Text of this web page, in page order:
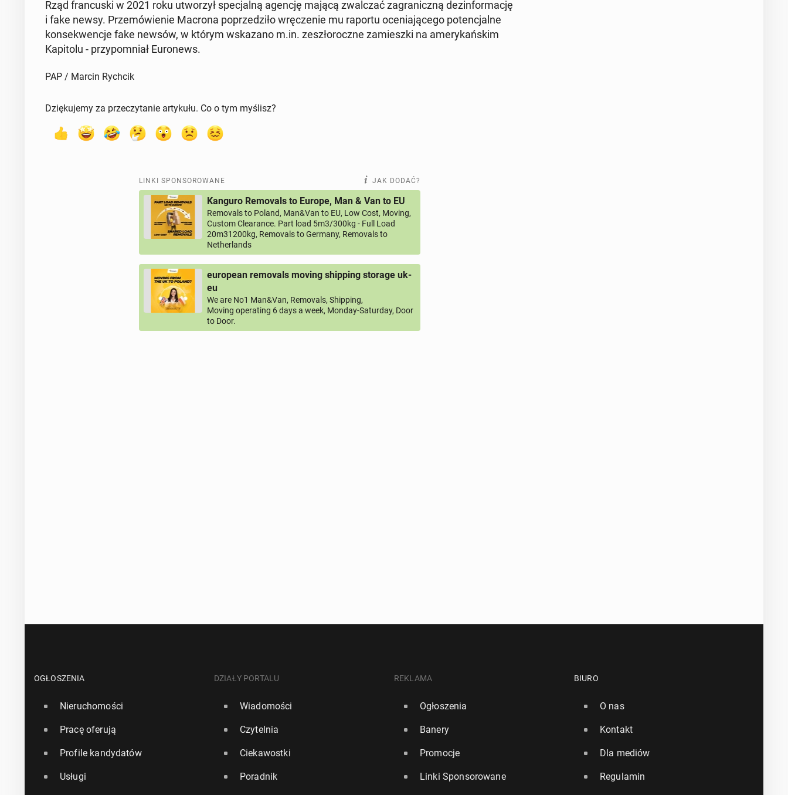
Rząd fran­cu­ski w 2021 roku utwo­rzył spe­cjal­ną agencję mającą zwal­czać za­gra­nicz­ną dez­in­for­ma­cję
i fake newsy. Prze­mó­wie­nie Macrona po­prze­dzi­ło wrę­cze­nie mu raportu oce­nia­ją­ce­go po­ten­cjal­ne
kon­se­kwen­cje fake newsów, w którym wska­za­no m.in. ze­szło­rocz­ne za­miesz­ki na ame­ry­kań­skim
Ka­pi­to­lu - przy­po­mniał Eu­ro­news.
PAP / Marcin Rychcik
Dziękujemy za przeczytanie artykułu. Co o tym myślisz?
LINKI SPONSOROWANE JAK DODAĆ?
Kanguro Removals to Europe, Man & Van to EU
Removals to Poland, Man&Van to EU, Low Cost, Moving,
Custom Clearance. Part load 5m3/300kg - Full Load
20m31200kg, Removals to Germany, Removals to
Netherlands
european removals moving shipping storage uk-
eu
We are No1 Man&Van, Removals, Shipping,
Moving operating 6 days a week, Monday-Saturday, Door
to Door.
OGŁOSZENIA
Nieruchomości
Pracę oferują
Profile kandydatów
Usługi
DZIAŁY PORTALU
Wiadomości
Czytelnia
Ciekawostki
Poradnik
REKLAMA
Ogłoszenia
Banery
Promocje
Linki Sponsorowane
BIURO
O nas
Kontakt
Dla mediów
Regulamin